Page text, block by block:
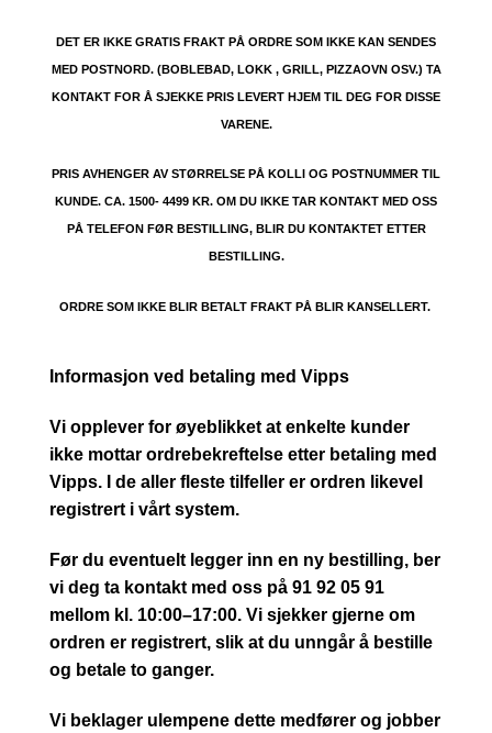
DET ER IKKE GRATIS FRAKT PÅ ORDRE SOM IKKE KAN SENDES
MED POSTNORD. (BOBLEBAD, LOKK , GRILL, PIZZAOVN OSV.) TA
KONTAKT FOR Å SJEKKE PRIS LEVERT HJEM TIL DEG FOR DISSE
VARENE.
PRIS AVHENGER AV STØRRELSE PÅ KOLLI OG POSTNUMMER TIL
KUNDE. CA. 1500- 4499 KR. OM DU IKKE TAR KONTAKT MED OSS
PÅ TELEFON FØR BESTILLING, BLIR DU KONTAKTET ETTER
BESTILLING.
ORDRE SOM IKKE BLIR BETALT FRAKT PÅ BLIR KANSELLERT.
Informasjon ved betaling med Vipps
Vi opplever for øyeblikket at enkelte kunder
ikke mottar ordrebekreftelse etter betaling med
Vipps. I de aller fleste tilfeller er ordren likevel
registrert i vårt system.
Før du eventuelt legger inn en ny bestilling, ber
vi deg ta kontakt med oss på 91 92 05 91
mellom kl. 10:00–17:00. Vi sjekker gjerne om
ordren er registrert, slik at du unngår å bestille
og betale to ganger.
Vi beklager ulempene dette medfører og jobber